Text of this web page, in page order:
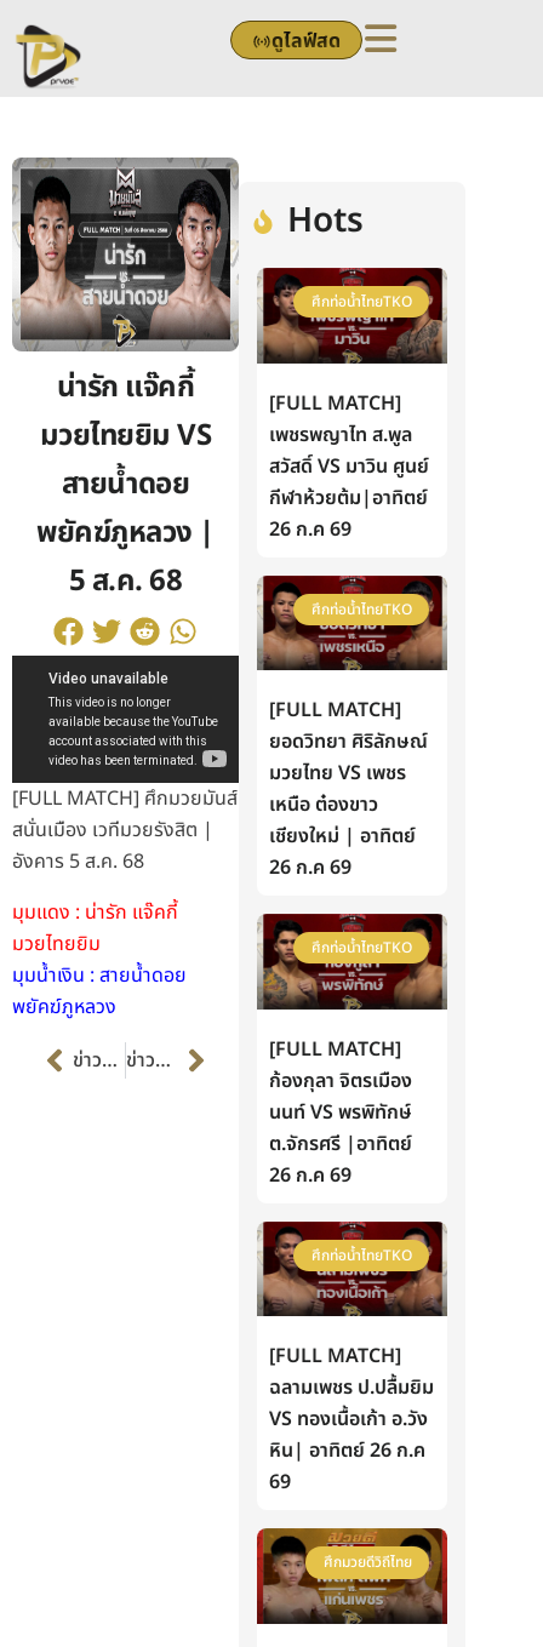
to
content
ดูไลฟ์สด
น่ารัก แจ๊คกี้
มวยไทยยิม VS
สายน้ำดอย
พยัคฆ์ภูหลวง |
5 ส.ค. 68
[FULL MATCH] ศึกมวยมันส์
สนั่นเมือง เวทีมวยรังสิต |
อังคาร 5 ส.ค. 68
มุมแดง : น่ารัก แจ๊คกี้
มวยไทยยิม
มุมน้ำเงิน : สายน้ำดอย
พยัคฆ์ภูหลวง
Prevข่าวก่อนหน้า ข่าวต่อไป Next
Hots
ศึกท่อน้ำไทยTKO
[FULL MATCH]
เพชรพญาไท ส.พูล
สวัสดิ์ VS มาวิน ศูนย์
กีฬาห้วยต้ม|อาทิตย์
26 ก.ค 69
ศึกท่อน้ำไทยTKO
[FULL MATCH]
ยอดวิทยา ศิริลักษณ์
มวยไทย VS เพชร
เหนือ ต๋องขาว
เชียงใหม่ | อาทิตย์
26 ก.ค 69
ศึกท่อน้ำไทยTKO
[FULL MATCH]
ก้องกุลา จิตรเมือง
นนท์ VS พรพิทักษ์
ต.จักรศรี |อาทิตย์
26 ก.ค 69
ศึกท่อน้ำไทยTKO
[FULL MATCH]
ฉลามเพชร ป.ปลื้มยิม
VS ทองเนื้อเก้า อ.วัง
หิน| อาทิตย์ 26 ก.ค
69
ศึกมวยดีวิถีไทย